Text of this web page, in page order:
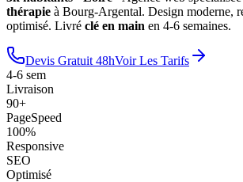
thérapie à Bourg-Argental. Design moderne,
optimisé. Livré clé en main en 4-6 semaines.
Devis Gratuit 48hVoir Les Tarifs
4-6 sem
Livraison
90+
PageSpeed
100%
Responsive
SEO
Optimisé